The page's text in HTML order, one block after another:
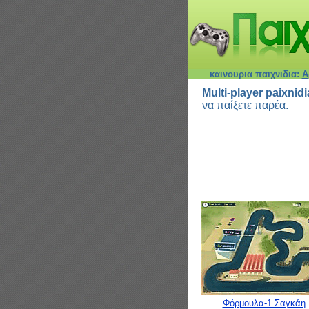
καινουρια παιχνιδια:
Multi-player
να παίξετε παρέα.
Φόρμουλα-1 Σαγκάη